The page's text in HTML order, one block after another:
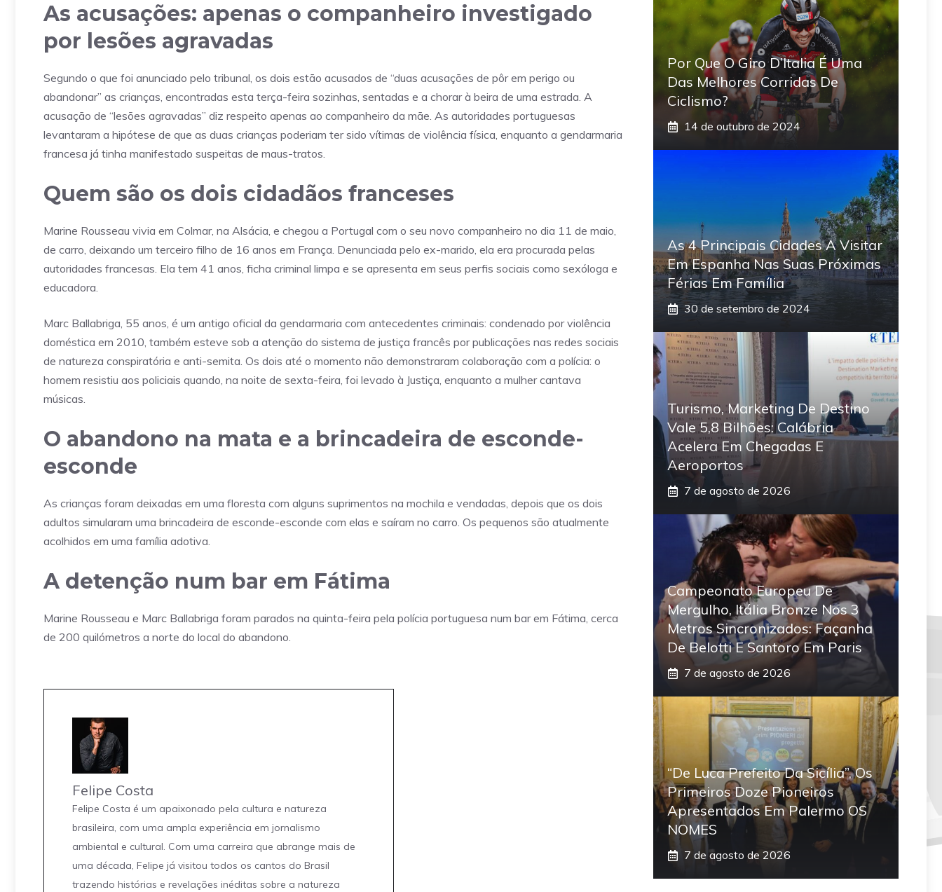
As acusações: apenas o companheiro investigado
por lesões agravadas
Segundo o que foi anunciado pelo tribunal, os dois estão acusados ​​de “duas acusações de pôr em perigo ou
abandonar” as crianças, encontradas esta terça-feira sozinhas, sentadas e a chorar à beira de uma estrada. A
acusação de “lesões agravadas” diz respeito apenas ao companheiro da mãe. As autoridades portuguesas
levantaram a hipótese de que as duas crianças poderiam ter sido vítimas de violência física, enquanto a gendarmaria
francesa já tinha manifestado suspeitas de maus-tratos.
Quem são os dois cidadãos franceses
Marine Rousseau vivia em Colmar, na Alsácia, e chegou a Portugal com o seu novo companheiro no dia 11 de maio,
de carro, deixando um terceiro filho de 16 anos em França. Denunciada pelo ex-marido, ela era procurada pelas
autoridades francesas. Ela tem 41 anos, ficha criminal limpa e se apresenta em seus perfis sociais como sexóloga e
educadora.
Marc Ballabriga, 55 anos, é um antigo oficial da gendarmaria com antecedentes criminais: condenado por violência
doméstica em 2010, também esteve sob a atenção do sistema de justiça francês por publicações nas redes sociais
de natureza conspiratória e anti-semita. Os dois até o momento não demonstraram colaboração com a polícia: o
homem resistiu aos policiais quando, na noite de sexta-feira, foi levado à Justiça, enquanto a mulher cantava
músicas.
O abandono na mata e a brincadeira de esconde-
esconde
As crianças foram deixadas em uma floresta com alguns suprimentos na mochila e vendadas, depois que os dois
adultos simularam uma brincadeira de esconde-esconde com elas e saíram no carro. Os pequenos são atualmente
acolhidos em uma família adotiva.
A detenção num bar em Fátima
Marine Rousseau e Marc Ballabriga foram parados na quinta-feira pela polícia portuguesa num bar em Fátima, cerca
de 200 quilómetros a norte do local do abandono.
Felipe Costa
Felipe Costa é um apaixonado pela cultura e natureza
brasileira, com uma ampla experiência em jornalismo
ambiental e cultural. Com uma carreira que abrange mais de
uma década, Felipe já visitou todos os cantos do Brasil
trazendo histórias e revelações inéditas sobre a natureza
Por Que O Giro D’Italia É Uma
Das Melhores Corridas De
Ciclismo?
14 de outubro de 2024
As 4 Principais Cidades A Visitar
Em Espanha Nas Suas Próximas
Férias Em Família
30 de setembro de 2024
Turismo, Marketing De Destino
Vale 5,8 Bilhões: Calábria
Acelera Em Chegadas E
Aeroportos
7 de agosto de 2026
Campeonato Europeu De
Mergulho, Itália Bronze Nos 3
Metros Sincronizados: Façanha
De Belotti E Santoro Em Paris
7 de agosto de 2026
“De Luca Prefeito Da Sicília”, Os
Primeiros Doze Pioneiros
Apresentados Em Palermo OS
NOMES
7 de agosto de 2026